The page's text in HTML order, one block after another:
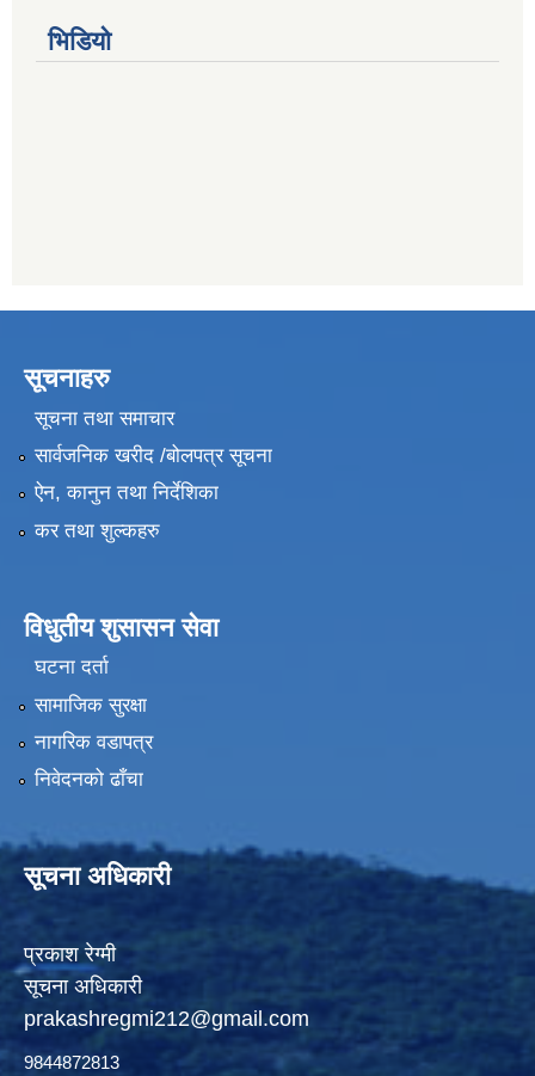
भिडियो
सूचनाहरु
सूचना तथा समाचार
सार्वजनिक खरीद /बोलपत्र सूचना
ऐन, कानुन तथा निर्देशिका
कर तथा शुल्कहरु
विधुतीय शुसासन सेवा
घटना दर्ता
सामाजिक सुरक्षा
नागरिक वडापत्र
निवेदनको ढाँचा
सूचना अधिकारी
प्रकाश रेग्मी
सूचना अधिकारी
prakashregmi212@gmail.com
9844872813